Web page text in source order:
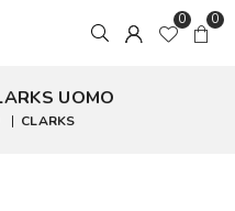
0 0
UOMO
| CLARKS